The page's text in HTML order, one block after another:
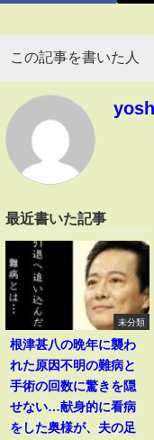
この記事を書いた人
最近書いた記事
未分類
根津甚八の晩年に襲わ
れた原因不明の難病と
手術の回数に驚きを隠
せない…献身的に看病
をした奥様が、夫の足